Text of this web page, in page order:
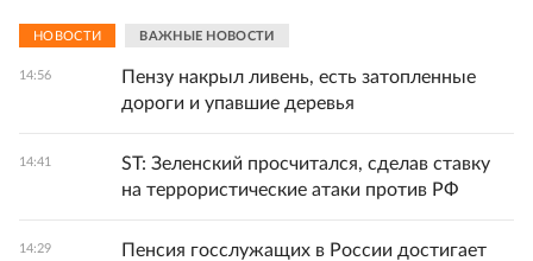
НОВОСТИ ВАЖНЫЕ НОВОСТИ
14:56
Пензу накрыл ливень, есть затопленные
дороги и упавшие деревья
14:41
ST: Зеленский просчитался, сделав ставку
на террористические атаки против РФ
14:29
Пенсия госслужащих в России достигает